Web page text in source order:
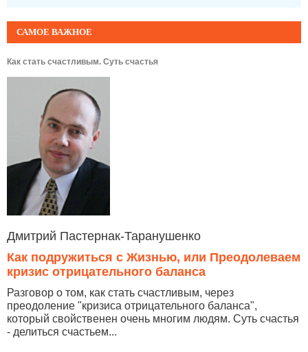
САМОЕ ВАЖНОЕ
Как стать счастливым. Суть счастья
Дмитрий Пастернак-Таранушенко
Как подружиться с Жизнью, или Преодолеваем
кризис отрицательного баланса
Разговор о том, как стать счастливым, через
преодоление "кризиса отрицательного баланса",
который свойственен очень многим людям. Суть счастья
- делиться счастьем...